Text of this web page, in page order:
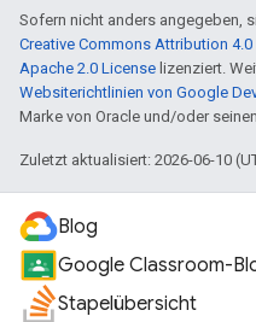
Sofern nicht anders angegeben,
Creative Commons Attribution
Apache 2.0 License lizenziert.
Websiterichtlinien von Google
Marke von Oracle und/oder
Zuletzt aktualisiert: 2026-06-10
Blog
Google Classroom-
Stapelübersicht